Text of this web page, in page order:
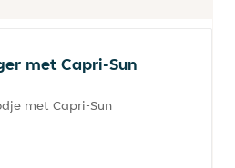
met Capri-Sun
met Capri-Sun